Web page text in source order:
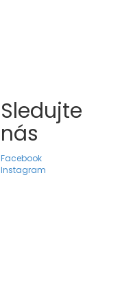
Sledujte
nás
Facebook
Instagram